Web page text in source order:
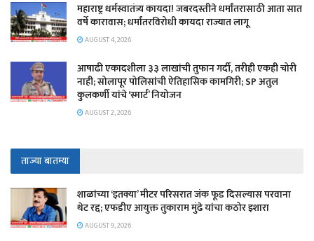
महाराष्ट्र धर्मस्वातंत्र्य कायदा! जबरदस्तीने धर्मांतरासाठी आता सात
वर्षे कारावास; धर्मांतरविरोधी कायदा राज्यात लागू
AUGUST 4, 2026
आषाढी एकादशीला ३३ लाखांची तुफान गर्दी, तरीही एकही चोरी
नाही; सोलापूर पोलिसांची ऐतिहासिक कामगिरी; SP अतुल
कुलकर्णी यांचे ‘स्मार्ट’ नियोजन
AUGUST 2, 2026
ताज्या बातम्या
शाळांच्या ‘इतक्या’ मीटर परिसरात जंक फूड दिसल्यास परवाना
थेट रद्द; एफडीए आयुक्त तुकाराम मुंढे यांचा कठोर इशारा
AUGUST 9, 2026